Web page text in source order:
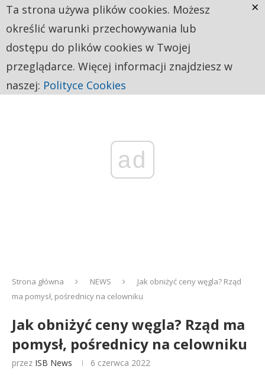
ad
Strona główna NEWS
Jak obniżyć ceny węgla? Rząd
ma pomysł, pośrednicy na celowniku
Jak obniżyć ceny węgla? Rząd ma
pomysł, pośrednicy na celowniku
przez ISB News 6 czerwca 2022
Ta strona używa plików cookies. Możesz
określić warunki przechowywania lub
dostępu do plików cookies w Twojej
przeglądarce. Więcej informacji znajdziesz w
naszej: Polityce Cookies
×